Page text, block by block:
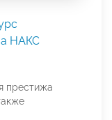
НАКС
престижа